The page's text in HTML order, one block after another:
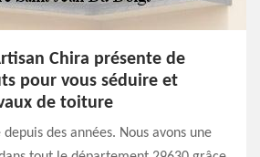
Chira présente de
pour vous séduire et
de toiture
des années. Nous avons une